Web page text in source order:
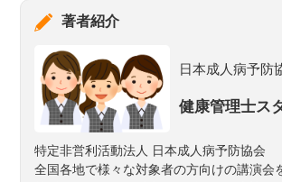
著者紹介
日本成人病予防
健康管理士ス
特定非営利活動法人 日本成人病予防協会
全国各地で様々な対象者の方向けの講演会